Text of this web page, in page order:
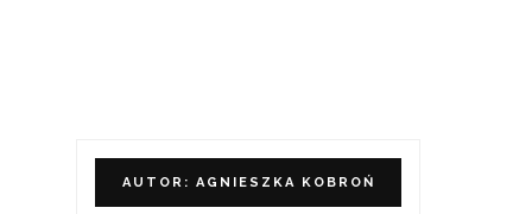
AUTOR: AGNIESZKA KOBROŃ